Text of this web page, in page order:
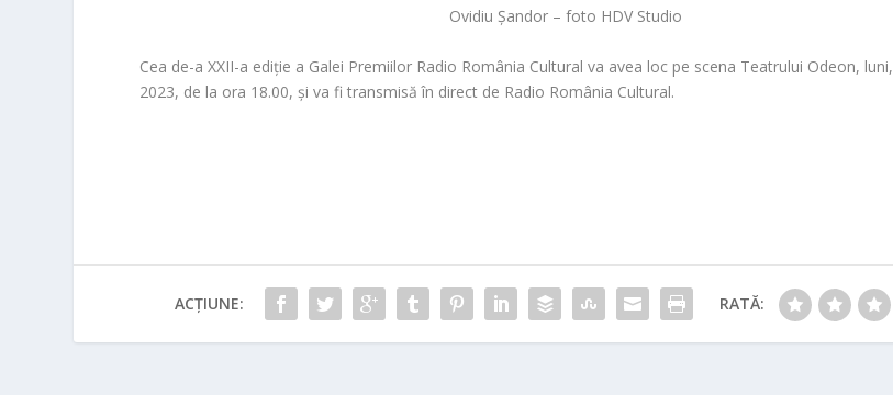
Ovidiu Șandor – foto HDV Studio
Cea de-a XXII-a ediție a Galei Premiilor Radio România Cultural va avea loc pe scena Teatrului Odeon, luni,
2023, de la ora 18.00, și va fi transmisă în direct de Radio România Cultural.
ACȚIUNE: RATĂ: